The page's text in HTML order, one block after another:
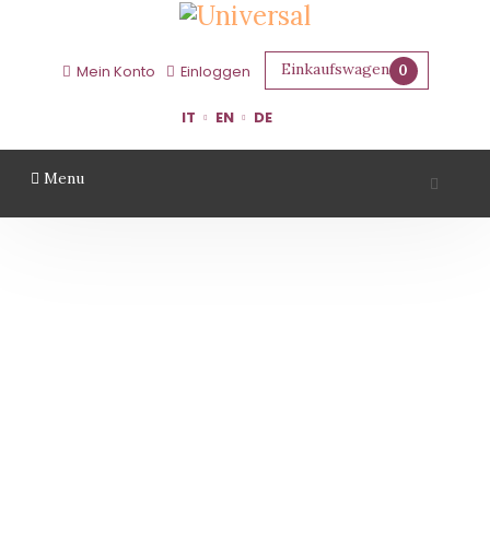
Mein Konto Einloggen Einkaufswagen 0
IT EN DE
Menu